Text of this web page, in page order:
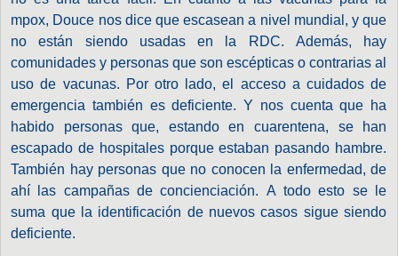
mpox, Douce nos dice que escasean a nivel mundial, y que
no están siendo usadas en la RDC. Además, hay
comunidades y personas que son escépticas o contrarias al
uso de vacunas. Por otro lado, el acceso a cuidados de
emergencia también es deficiente. Y nos cuenta que ha
habido personas que, estando en cuarentena, se han
escapado de hospitales porque estaban pasando hambre.
También hay personas que no conocen la enfermedad, de
ahí las campañas de concienciación. A todo esto se le
suma que la identificación de nuevos casos sigue siendo
deficiente.